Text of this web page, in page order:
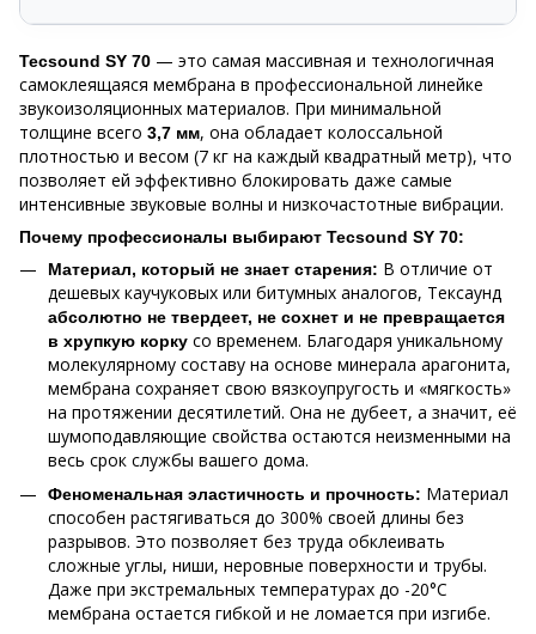
Tecsound SY 70 — это самая массивная и технологичная
самоклеящаяся мембрана в профессиональной линейке
звукоизоляционных материалов. При минимальной
толщине всего 3,7 мм, она обладает колоссальной
плотностью и весом (7 кг на каждый квадратный метр), что
позволяет ей эффективно блокировать даже самые
интенсивные звуковые волны и низкочастотные вибрации.
Почему профессионалы выбирают Tecsound SY 70:
Материал, который не знает старения: В отличие от
дешевых каучуковых или битумных аналогов, Тексаунд
абсолютно не твердеет, не сохнет и не превращается
в хрупкую корку со временем. Благодаря уникальному
молекулярному составу на основе минерала арагонита,
мембрана сохраняет свою вязкоупругость и «мягкость»
на протяжении десятилетий. Она не дубеет, а значит, её
шумоподавляющие свойства остаются неизменными на
весь срок службы вашего дома.
Феноменальная эластичность и прочность: Материал
способен растягиваться до 300% своей длины без
разрывов. Это позволяет без труда обклеивать
сложные углы, ниши, неровные поверхности и трубы.
Даже при экстремальных температурах до -20°C
мембрана остается гибкой и не ломается при изгибе.